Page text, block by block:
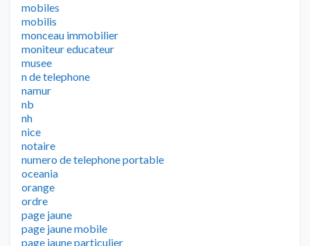
mobiles
mobilis
monceau immobilier
moniteur educateur
musee
n de telephone
namur
nb
nh
nice
notaire
numero de telephone portable
oceania
orange
ordre
page jaune
page jaune mobile
page jaune particulier